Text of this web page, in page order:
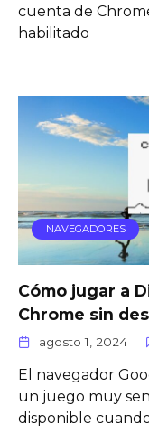
cuenta de
habilitado
NAVEGADORES
Cómo jugar a
Chrome sin
agosto 1, 2024
El navegador
un juego muy
disponible